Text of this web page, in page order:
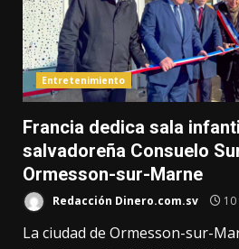
Entretenimiento
Francia dedica sala
salvadoreña Consuelo
Ormesson-sur-Marne
Redacción Dinero.com.sv
La ciudad de Ormesson-sur-